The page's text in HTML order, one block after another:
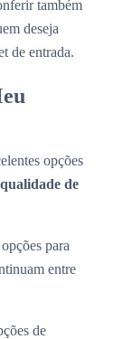
também
deseja
de entrada.
opções
de
para
entre
de